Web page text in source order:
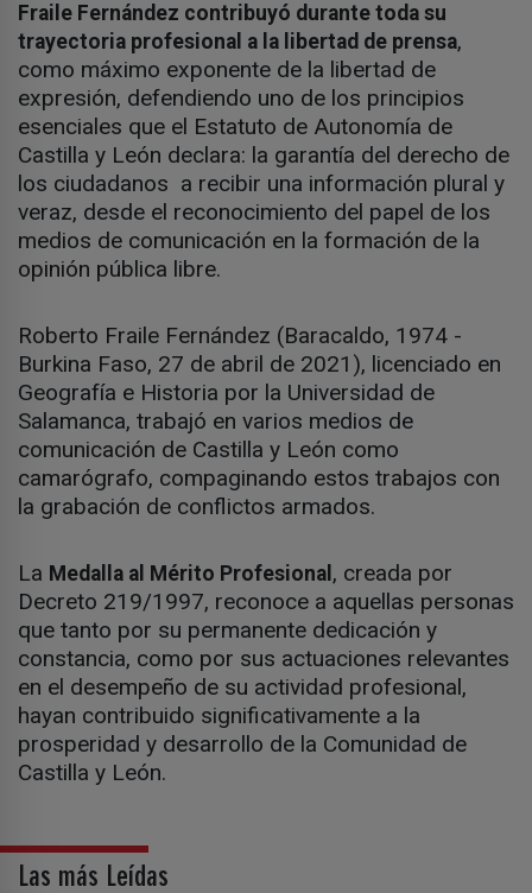
Fraile Fernández contribuyó durante toda su
trayectoria profesional a la libertad de prensa,
como máximo exponente de la libertad de
expresión, defendiendo uno de los principios
esenciales que el Estatuto de Autonomía de
Castilla y León declara: la garantía del derecho de
los ciudadanos a recibir una información plural y
veraz, desde el reconocimiento del papel de los
medios de comunicación en la formación de la
opinión pública libre.
Roberto Fraile Fernández (Baracaldo, 1974 -
Burkina Faso, 27 de abril de 2021), licenciado en
Geografía e Historia por la Universidad de
Salamanca, trabajó en varios medios de
comunicación de Castilla y León como
camarógrafo, compaginando estos trabajos con
la grabación de conflictos armados.
La Medalla al Mérito Profesional , creada por
Decreto 219/1997, reconoce a aquellas personas
que tanto por su permanente dedicación y
constancia, como por sus actuaciones relevantes
en el desempeño de su actividad profesional,
hayan contribuido significativamente a la
prosperidad y desarrollo de la Comunidad de
Castilla y León.
Las más Leídas